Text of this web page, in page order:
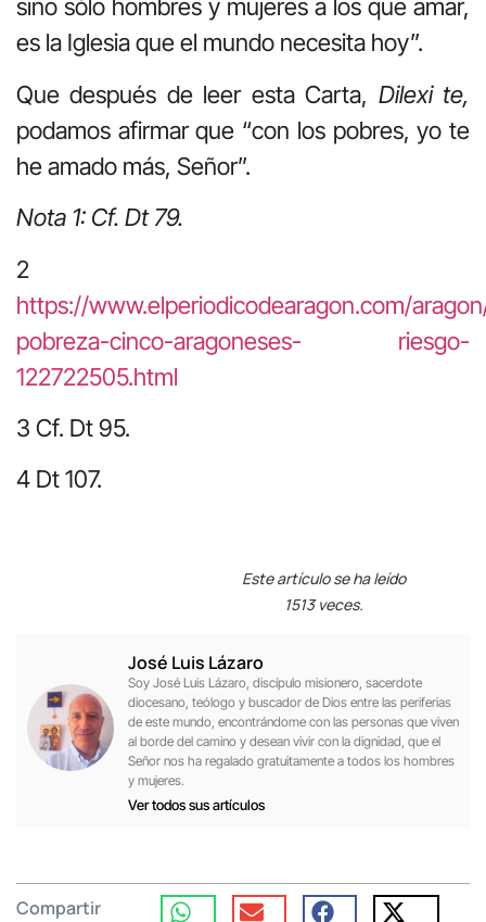
sino sólo hombres y mujeres a los que amar,
es la Iglesia que el mundo necesita hoy”.
Que después de leer esta Carta, Dilexi te,
podamos afirmar que “con los pobres, yo te
he amado más, Señor”.
Nota 1: Cf. Dt 79.
2
https://www.elperiodicodearagon.com/
pobreza-cinco-aragoneses-
riesgo-
122722505.html
3 Cf. Dt 95.
4 Dt 107.
Este artículo se ha leído
1513 veces.
José Luis Lázaro
Soy José Luis Lázaro, discípulo misionero, sacerdote
diocesano, teólogo y buscador de Dios entre las periferias
de este mundo, encontrándome con las personas que viven
al borde del camino y desean vivir con la dignidad, que el
Señor nos ha regalado gratuitamente a todos los hombres
y mujeres.
Ver todos sus artículos
Compartir